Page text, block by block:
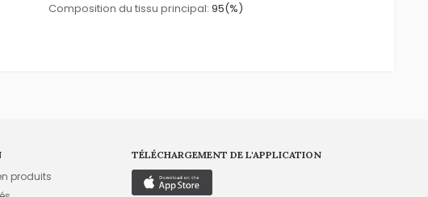
Composition du tissu principal: 95(%)
produits
TÉLÉCHARGEMENT DE L'APPLICATION